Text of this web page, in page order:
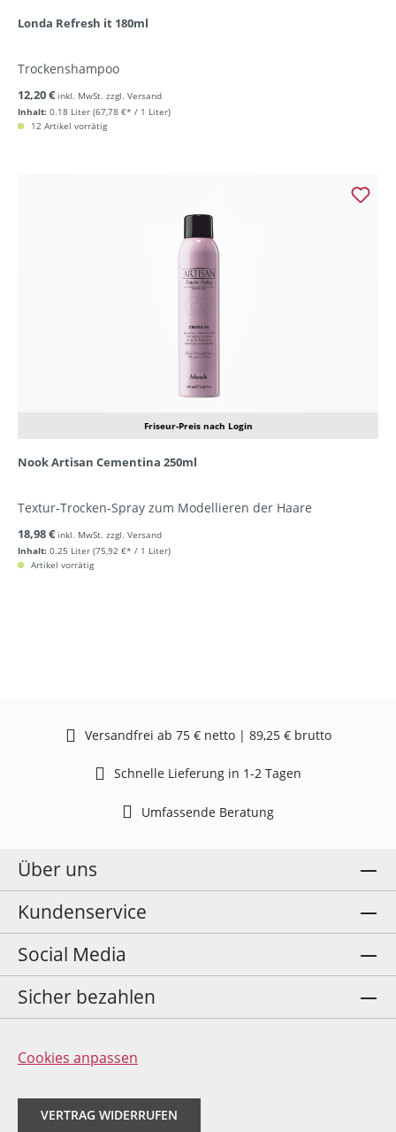
Londa Refresh it 180ml
Trockenshampoo
Inhalt: 0.18 Liter (67,78 €* / 1 Liter)
12,20 € inkl. MwSt. zzgl. Versand
12 Artikel vorrätig
Friseur-Preis nach Login
Nook Artisan Cementina 250ml
Textur-Trocken-Spray zum Modellieren der Haare
Inhalt: 0.25 Liter (75,92 €* / 1 Liter)
18,98 € inkl. MwSt. zzgl. Versand
Artikel vorrätig
Versandfrei ab 75 € netto | 89,25 € brutto
Schnelle Lieferung in 1-2 Tagen
Umfassende Beratung
Über uns
Kundenservice
Social Media
Sicher bezahlen
Cookies anpassen
VERTRAG WIDERRUFEN